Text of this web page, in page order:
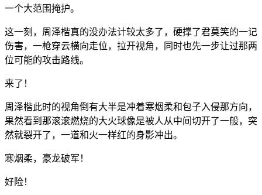
一个大范围掩护。
这一刻，周泽楷真的没办法计较太多了，硬撑了君莫笑的一记
伤害，一枪穿云横向走位，拉开视角，同时也先一步让过那两
位可能的攻击路线。
来了！
周泽楷此时的视角倒有大半是冲着寒烟柔和包子入侵那方向，
果然看到那滚滚燃烧的大火球像是被人从中间切开了一般，突
然就裂开了，一道和火一样红的身影冲出。
寒烟柔，豪龙破军！
好险！